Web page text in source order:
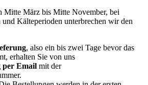
Mitte März bis Mitte November, bei
Kälteperioden unterbrechen wir den
, also ein bis zwei Tage bevor das
erhalten Sie von uns
per Email mit der